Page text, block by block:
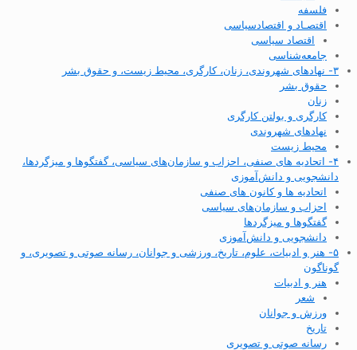
فلسفه
اقتصـاد و اقتصاد‌سیاسی
اقتصاد سیاسی
جامعه‌شناسی
۳- نهادهای شهروندی، زنان، کارگری، محیط زیست، و حقوق بشر
حقوق بشر
زنان
کارگری و بولتن کارگری
نهادهای شهروندی
محیط زیست
۴- اتحادیه های صنفی، احزاب و سازمان‌های سیاسی، گفتگوها و میزگردها،
دانشجویی و دانش‌آموزی
اتحادیه ها و کانون های صنفی
احزاب و سازمان‌های سیاسی
گفتگوها و میزگردها
دانشجویی و دانش‌آموزی
۵- هنر و ادبیات، علوم، تاریخ، ورزشی و جوانان، رسانه صوتی و تصویری، و
گوناگون
هنر و ادبیات
شعر
ورزش و جوانان
تاریخ
رسانه صوتی و تصویری